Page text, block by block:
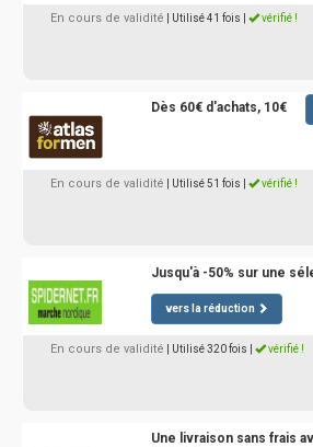
En cours de validité | Utilisé 41 fois vérifié !
Dès 60€ d'achats, 10€
En cours de validité | Utilisé 51 fois vérifié !
Jusqu'à -50% sur une
vers la réduction
En cours de validité | Utilisé 320 fois vérifié !
Une livraison sans frais